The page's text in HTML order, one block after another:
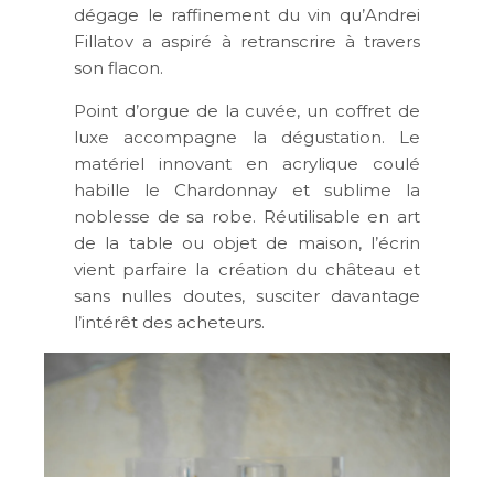
dégage le raffinement du vin qu’Andrei
Fillatov a aspiré à retranscrire à travers
son flacon.
Point d’orgue de la cuvée, un coffret de
luxe accompagne la dégustation. Le
matériel innovant en acrylique coulé
habille le Chardonnay et sublime la
noblesse de sa robe. Réutilisable en art
de la table ou objet de maison, l’écrin
vient parfaire la création du château et
sans nulles doutes, susciter davantage
l’intérêt des acheteurs.